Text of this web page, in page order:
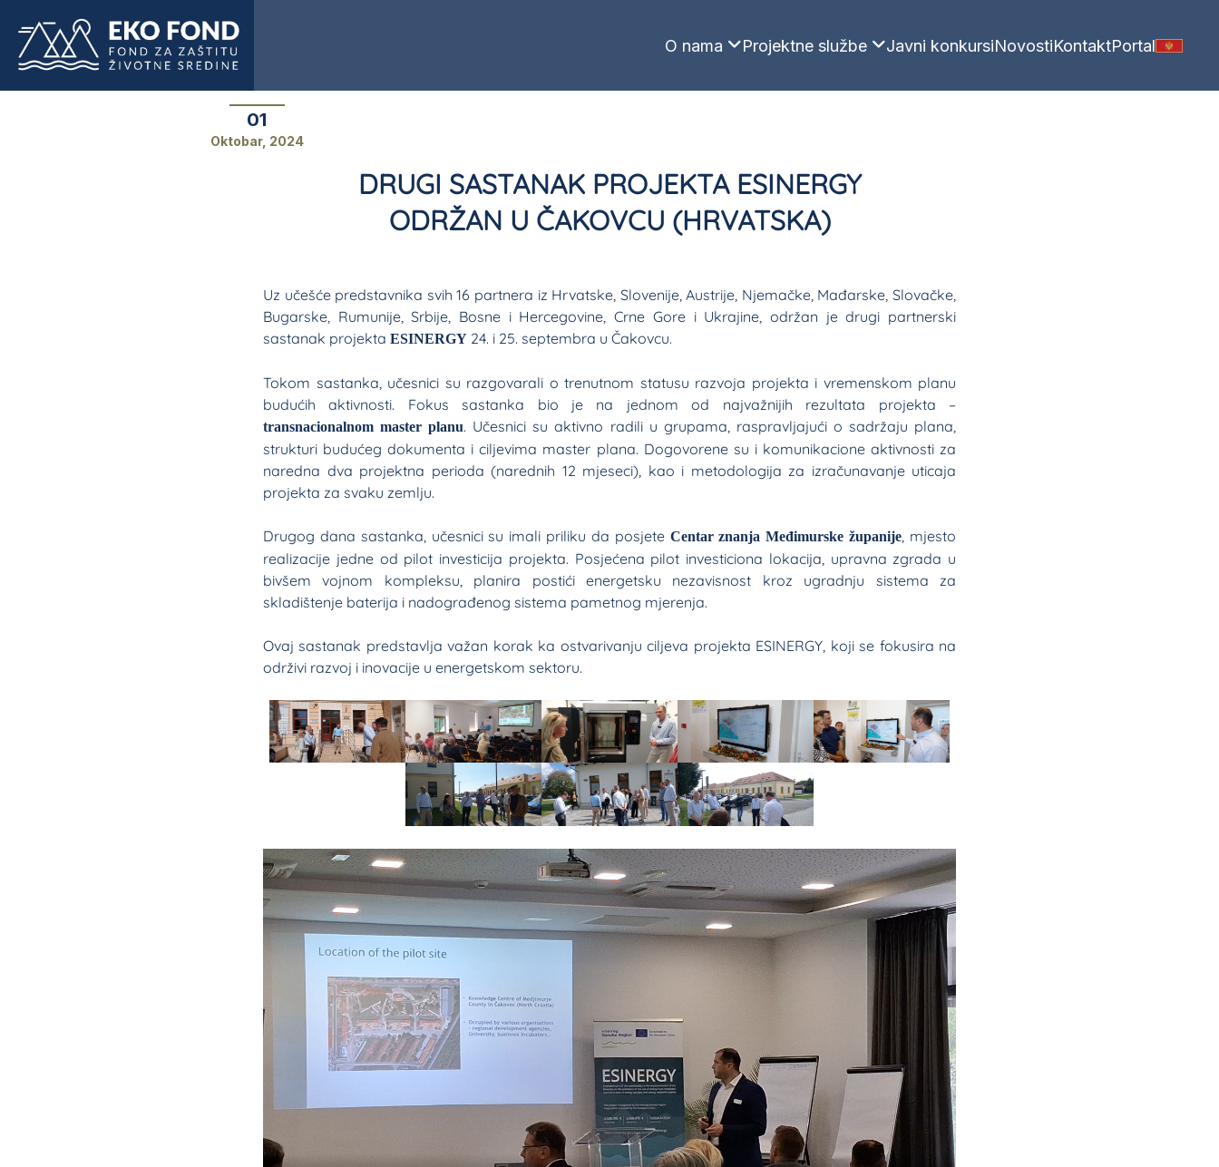
O nama Projektne službe Javni konkursiNovostiKontaktPortal
01
Oktobar, 2024
DRUGI SASTANAK PROJEKTA ESINERGY
ODRŽAN U ČAKOVCU (HRVATSKA)
Uz učešće predstavnika svih 16 partnera iz Hrvatske, Slovenije, Austrije, Njemačke, Mađarske, Slovačke,
Bugarske, Rumunije, Srbije, Bosne i Hercegovine, Crne Gore i Ukrajine, održan je drugi partnerski
sastanak projekta ESINERGY 24. i 25. septembra u Čakovcu.
Tokom sastanka, učesnici su razgovarali o trenutnom statusu razvoja projekta i vremenskom planu
budućih aktivnosti. Fokus sastanka bio je na jednom od najvažnijih rezultata projekta –
transnacionalnom master planu. Učesnici su aktivno radili u grupama, raspravljajući o sadržaju plana,
strukturi budućeg dokumenta i ciljevima master plana. Dogovorene su i komunikacione aktivnosti za
naredna dva projektna perioda (narednih 12 mjeseci), kao i metodologija za izračunavanje uticaja
projekta za svaku zemlju.
Drugog dana sastanka, učesnici su imali priliku da posjete Centar znanja Međimurske županije, mjesto
realizacije jedne od pilot investicija projekta. Posjećena pilot investiciona lokacija, upravna zgrada u
bivšem vojnom kompleksu, planira postići energetsku nezavisnost kroz ugradnju sistema za
skladištenje baterija i nadograđenog sistema pametnog mjerenja.
Ovaj sastanak predstavlja važan korak ka ostvarivanju ciljeva projekta ESINERGY, koji se fokusira na
održivi razvoj i inovacije u energetskom sektoru.